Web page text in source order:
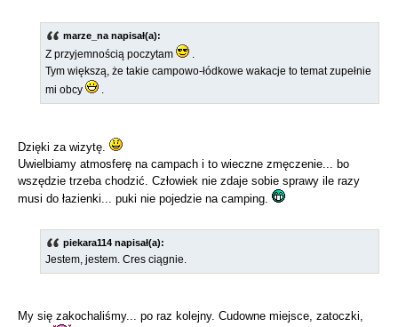
marze_na napisał(a):
Z przyjemnością poczytam
.
Tym większą, że takie campowo-łódkowe wakacje to temat zupełnie
mi obcy
.
Dzięki za wizytę.
Uwielbiamy atmosferę na campach i to wieczne zmęczenie... bo
wszędzie trzeba chodzić. Człowiek nie zdaje sobie sprawy ile razy
musi do łazienki... puki nie pojedzie na camping.
piekara114 napisał(a):
Jestem, jestem. Cres ciągnie.
My się zakochaliśmy... po raz kolejny. Cudowne miejsce, zatoczki,